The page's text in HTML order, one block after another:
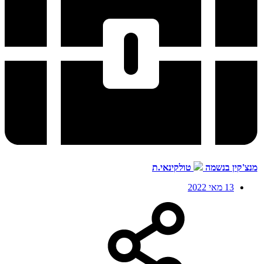
מנצ'קין בנשמה
טולקינאי.ת
13 מאי 2022